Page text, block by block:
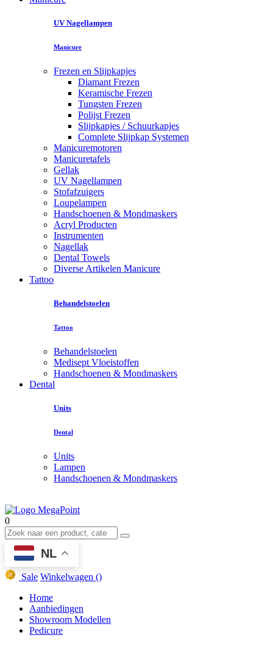
UV Nagellampen
Manicure
Frezen en Slijpkapjes
Diamant Frezen
Keramische Frezen
Tungsten Frezen
Polijst Frezen
Slijpkapjes / Schuurkapjes
Complete Slijpkap Systemen
Manicuremotoren
Manicuretafels
Gellak
UV Nagellampen
Stofafzuigers
Loupelampen
Handschoenen & Mondmaskers
Acryl Producten
Instrumenten
Nagellak
Dental Towels
Diverse Artikelen Manicure
Tattoo
Behandelstoelen
Tattoo
Behandelstoelen
Medisept Vloeistoffen
Handschoenen & Mondmaskers
Dental
Units
Dental
Units
Lampen
Handschoenen & Mondmaskers
0
NL
Sale Winkelwagen ()
Home
Aanbiedingen
Showroom Modellen
Pedicure